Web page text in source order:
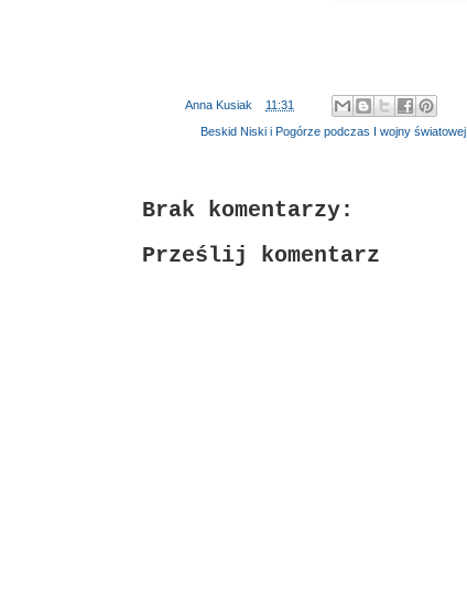
Anna Kusiak 11:31
Beskid Niski i Pogórze podczas I wojny światowej
Brak komentarzy:
Prześlij komentarz